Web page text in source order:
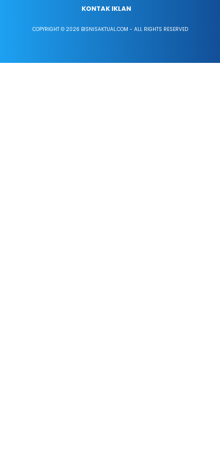
KONTAK IKLAN
COPYRIGHT © 2026 BISNISAKTUAL.COM - ALL RIGHTS RESERVED